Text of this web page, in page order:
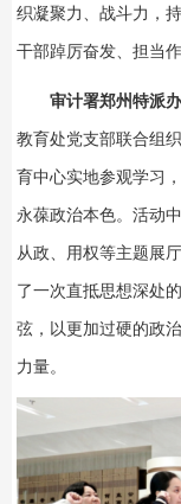
织凝聚力、战斗力，
干部踔厉奋发、担当
审计署郑州特派办
教育处党支部联合组
育中心实地参观学习
永葆政治本色。活动
从政、用权等主题展
了一次直抵思想深处
弦，以更加过硬的政
力量‌。